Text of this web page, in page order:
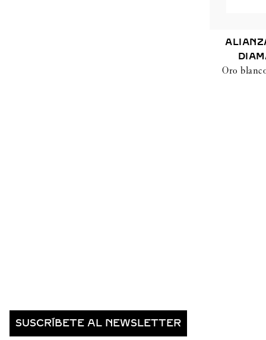
Oro
SUSCRÍBETE AL NEWSLETTER